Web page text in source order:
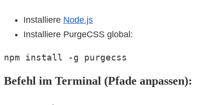
Installiere Node.js
Installiere PurgeCSS global:
npm install -g purgecss
Befehl im Terminal (Pfade anpassen):